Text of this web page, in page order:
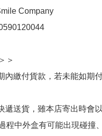
Company
＞
內繳付貨款，若未能如期
遞送貨，雖本店寄出時會
程中外盒有可能出現碰撞